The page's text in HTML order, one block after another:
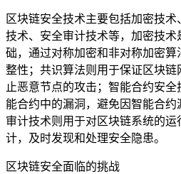
区块链安全技术主要包括加密技
技术、安全审计技术等，加密技
础，通过对称加密和非对称加密
整性；共识算法则用于保证区块
止恶意节点的攻击；智能合约安
能合约中的漏洞，避免因智能合
审计技术则用于对区块链系统的
计，及时发现和处理安全隐患。
区块链安全面临的挑战